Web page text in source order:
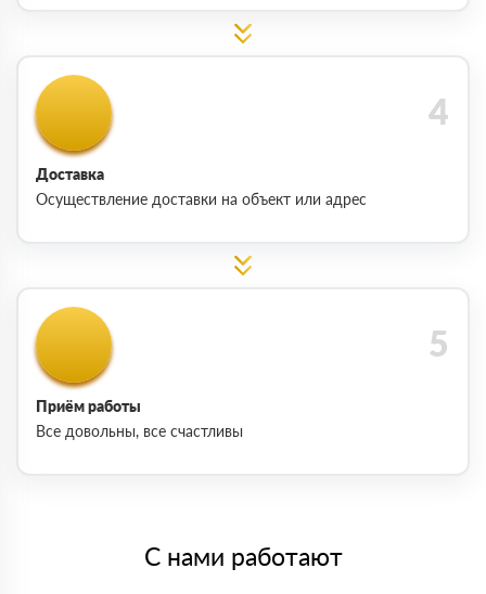
Доставка
Осуществление доставки на объект или адрес
Приём работы
Все довольны, все счастливы
С нами работают